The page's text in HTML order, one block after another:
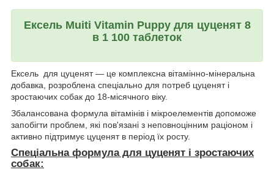
Ексель Muiti Vitamin Puppyдля цуценят 8
в 1 100 таблеток
Ексель для цуценят — це комплексна вітамінно-мінеральна
добавка, розроблена спеціально для потреб цуценят і
зростаючих собак до 18-місячного віку.
Збалансована формула вітамінів і мікроелементів допоможе
запобігти проблем, які пов'язані з неповноцінним раціоном і
активно підтримує цуценят в період їх росту.
Спеціальна формула для цуценят і зростаючих
собак: